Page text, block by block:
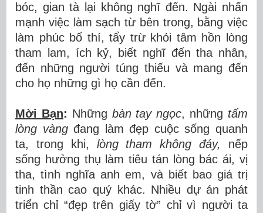
bóc, gian tà lại không nghĩ đến. Ngài nhấn
mạnh việc làm sạch từ bên trong, bằng việc
làm phúc bố thí, tẩy trừ khỏi tâm hồn lòng
tham lam, ích kỷ, biết nghĩ đến tha nhân,
đến những người túng thiếu và mang đến
cho họ những gì họ cần đến.
Mời Bạn: Những bàn tay ngọc, những tấm
lòng vàngđang làm đẹp cuộc sống quanh
ta, trong khi, lòng tham không đáy, nếp
sống hưởng thụ làm tiêu tán lòng bác ái, vị
tha, tình nghĩa anh em, và biết bao giá trị
tinh thần cao quý khác. Nhiều dự án phát
triển chỉ “đẹp trên giấy tờ” chỉ vì người ta